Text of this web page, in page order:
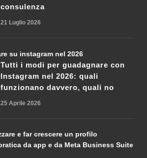
consulenza
21 Luglio 2026
Tutti i modi per guadagnare con
Instagram nel 2026: quali
funzionano davvero, quali no
25 Aprile 2026